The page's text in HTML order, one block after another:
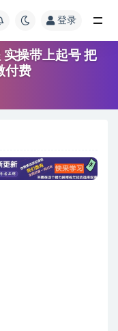
登录
实操带上起号 把
付费